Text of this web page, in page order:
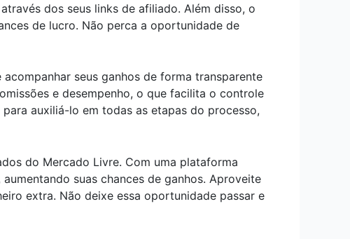
dos seus links de afiliado. Além disso, o
de lucro. Não perca a oportunidade de
seus ganhos de forma transparente
e desempenho, o que facilita o controle
auxiliá-lo em todas as etapas do processo,
do Mercado Livre. Com uma plataforma
suas chances de ganhos. Aproveite
extra. Não deixe essa oportunidade passar e